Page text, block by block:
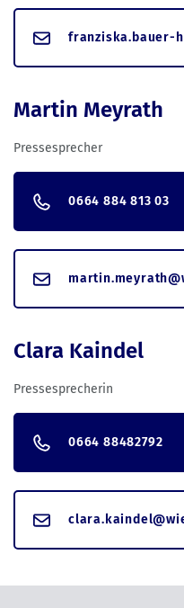
franziska.bauer-
Martin Meyrath
Pressesprecher
0664 884 813 03
Clara Kaindel
Pressesprecherin
0664 88482792